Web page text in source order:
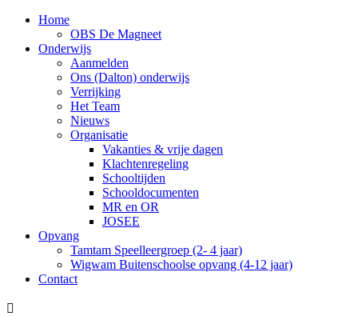
Home
OBS De Magneet
Onderwijs
Aanmelden
Ons (Dalton) onderwijs
Verrijking
Het Team
Nieuws
Organisatie
Vakanties & vrije dagen
Klachtenregeling
Schooltijden
Schooldocumenten
MR en OR
JOSEE
Opvang
Tamtam Speelleergroep (2- 4 jaar)
Wigwam Buitenschoolse opvang (4-12 jaar)
Contact
